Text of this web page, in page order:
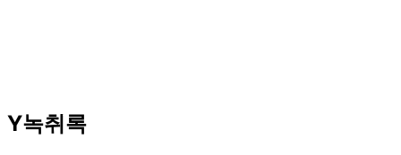
Y녹취록